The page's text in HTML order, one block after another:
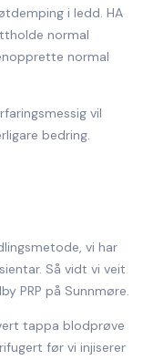
i ledd. HA
normal
normal
vil
bedring.
vi har
Så vidt vi veit
PRP på Sunnmøre.
tappa blodprøve
før vi injiserer